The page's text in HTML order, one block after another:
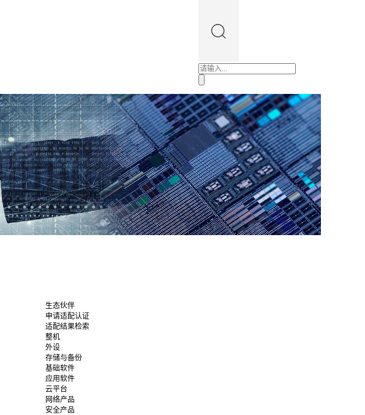
生态伙伴
申请适配认证
适配结果检索
整机
外设
存储与备份
基础软件
应用软件
云平台
网络产品
安全产品